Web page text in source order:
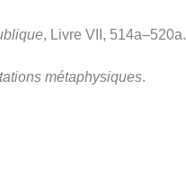
, Livre VII, 514a–520a.
métaphysiques.